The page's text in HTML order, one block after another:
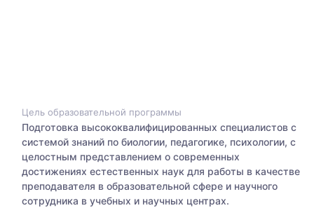
Цель образовательной программы
Подготовка высококвалифицированных специалистов с
системой знаний по биологии, педагогике, психологии, с
целостным представлением о современных
достижениях естественных наук для работы в качестве
преподавателя в образовательной сфере и научного
сотрудника в учебных и научных центрах.